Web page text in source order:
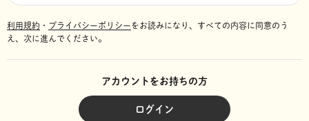
利用規約 ・ プライバシーポリシーをお読みになり、 すべての内容に同意のう
え、次に進んでください。
アカウントをお持ちの方
ログイン